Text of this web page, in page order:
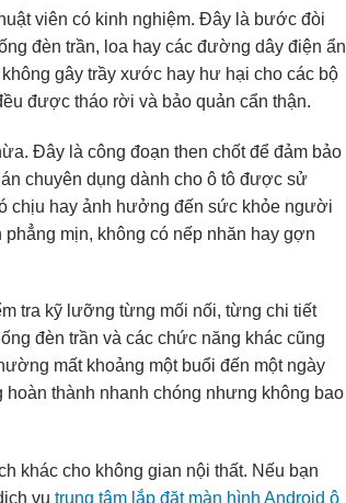
viên có kinh nghiệm. Đây là bước đòi
đèn trần, loa hay các đường dây điện ẩn
gây trầy xước hay hư hại cho các bộ
được tháo rời và bảo quản cẩn thận.
Đây là công đoạn then chốt để đảm bảo
chuyên dụng dành cho ô tô được sử
chịu hay ảnh hưởng đến sức khỏe người
mịn, không có nếp nhăn hay gợn
tra kỹ lưỡng từng mối nối, từng chi tiết
đèn trần và các chức năng khác cũng
mất khoảng một buổi đến một ngày
thành nhanh chóng nhưng không bao
khác cho không gian nội thất. Nếu bạn
vụ trung tâm lắp đặt màn hình Android ô